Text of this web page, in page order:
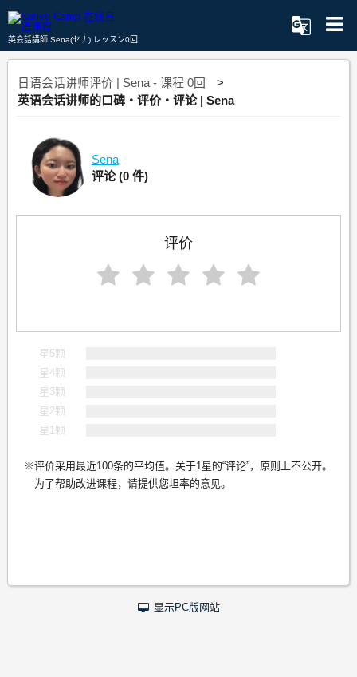
英会話講師 Sena(セナ) レッスン0回
日语会话讲师评价 | Sena - 课程 0回
英语会话讲师的口碑・评价・评论 | Sena
Sena
评论(0 件)
评价
星5颗
星4颗
星3颗
星2颗
星1颗
评价采用最近100条的平均值。关于1星的“评论”，原则上不公开。
为了帮助改进课程，请提供您坦率的意见。
显示PC版网站